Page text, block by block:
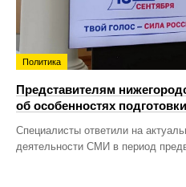
Политика
Представителям
об особенностях
Специалисты ответили на
деятельности СМИ в период